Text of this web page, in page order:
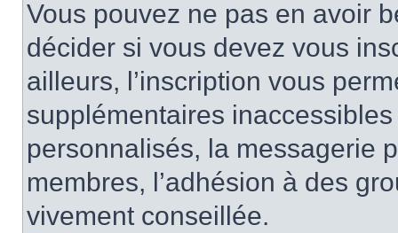
Vous pouvez ne pas en avoir
décider si vous devez vous
ailleurs, l’inscription vous
supplémentaires
personnalisés, la messagerie
membres, l’adhésion à des
vivement conseillée.